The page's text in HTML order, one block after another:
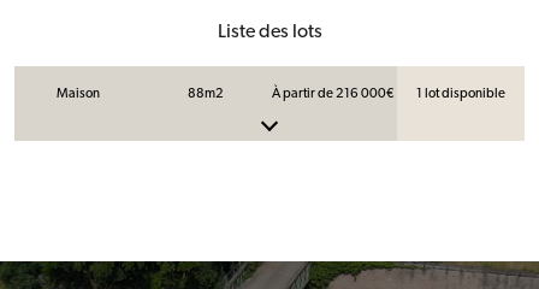
Liste des lots
Maison 88m2 À partir de 216 000€ 1 lot disponible
88m2